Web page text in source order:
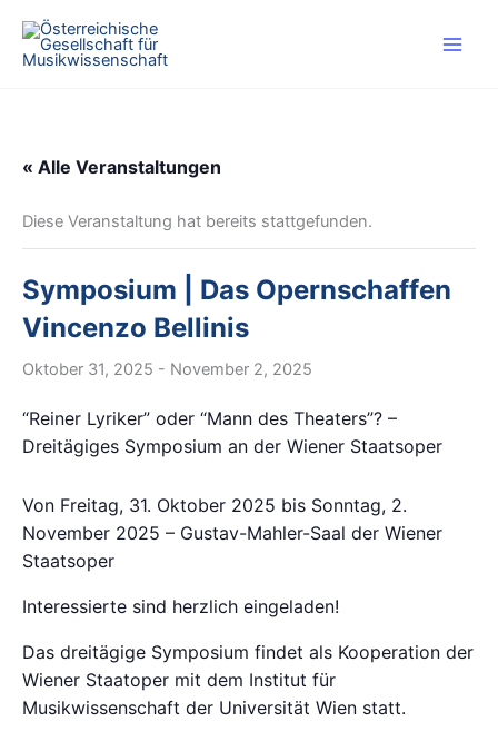
Inhalt
springen
« Alle Veranstaltungen
Diese Veranstaltung hat bereits stattgefunden.
Symposium | Das Opernschaffen
Vincenzo Bellinis
Oktober 31, 2025 - November 2, 2025
“Reiner Lyriker” oder “Mann des Theaters”? –
Dreitägiges Symposium an der Wiener Staatsoper
Von Freitag, 31. Oktober 2025 bis Sonntag, 2.
November 2025 – Gustav-Mahler-Saal der Wiener
Staatsoper
Interessierte sind herzlich eingeladen!
Das dreitägige Symposium findet als Kooperation der
Wiener Staatoper mit dem Institut für
Musikwissenschaft der Universität Wien statt.